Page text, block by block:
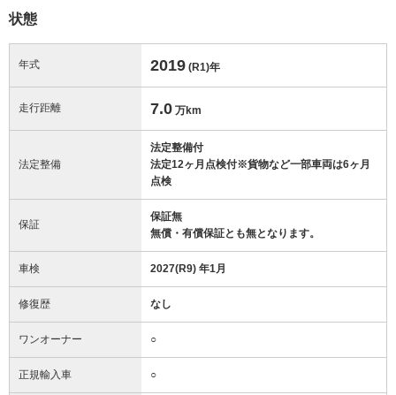
状態
年式 2019 (R1)年
走行距離 7.0 万km
法定整備
法定整備付
法定12ヶ月点検付※貨物など一部車両は6ヶ月
点検
保証
保証無
無償・有償保証とも無となります。
車検 2027(R9) 年1月
修復歴 なし
ワンオーナー ○
正規輸入車 ○